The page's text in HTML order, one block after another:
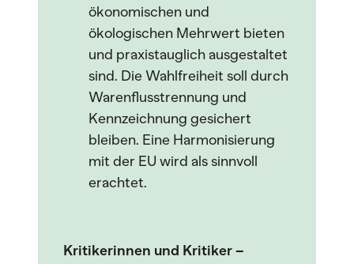
ökonomischen und
ökologischen Mehrwert bieten
und praxistauglich ausgestaltet
sind. Die Wahlfreiheit soll durch
Warenflusstrennung und
Kennzeichnung gesichert
bleiben. Eine Harmonisierung
mit der EU wird als sinnvoll
erachtet.
Kritikerinnen und Kritiker –